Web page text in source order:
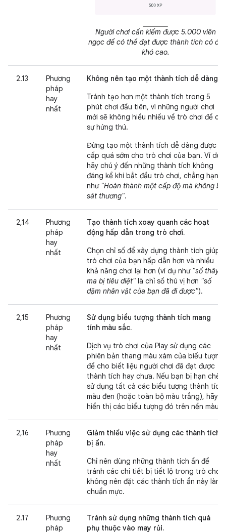
Người chơi cần kiếm được 5.000 viên
ngọc để có thể đạt được thành tích có độ
khó cao.
2.13
Phương
pháp
hay
nhất
Không nên tạo một thành tích dễ dàng.
Tránh tạo hơn một thành tích trong 5
phút chơi đầu tiên, vì những người chơi
mới sẽ không hiểu nhiều về trò chơi để có
sự hứng thú.
Đừng tạo một thành tích dễ dàng được
cấp quá sớm cho trò chơi của bạn. Ví dụ:
hãy chú ý đến những thành tích không
đáng kể khi bắt đầu trò chơi, chẳng hạn
như "Hoàn thành một cấp độ mà không bị
sát thương".
2,14
Phương
pháp
hay
nhất
Tạo thành tích xoay quanh các hoạt
động hấp dẫn trong trò chơi.
Chọn chỉ số để xây dựng thành tích giúp
trò chơi của bạn hấp dẫn hơn và nhiều
khả năng chơi lại hơn (ví dụ như "số thây
ma bị tiêu diệt" là chỉ số thú vị hơn "số
dặm nhân vật của bạn đã đi được").
2,15
Phương
pháp
hay
nhất
Sử dụng biểu tượng thành tích mang
tính màu sắc.
Dịch vụ trò chơi của Play sử dụng các
phiên bản thang màu xám của biểu tượng
để cho biết liệu người chơi đã đạt được
thành tích hay chưa. Nếu bạn bị hạn chế
sử dụng tất cả các biểu tượng thành tích
màu đen (hoặc toàn bộ màu trắng), hãy
hiển thị các biểu tượng đó trên nền màu.
2,16
Phương
pháp
hay
nhất
Giảm thiểu việc sử dụng các thành tích
bị ẩn.
Chỉ nên dùng những thành tích ẩn để
tránh các chi tiết bị tiết lộ trong trò chơi;
không nên đặt các thành tích ẩn này làm
chuẩn mực.
2.17
Phương
pháp
Tránh sử dụng những thành tích quá
phụ thuộc vào may rủi.